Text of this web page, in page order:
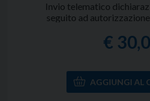
Invio telematico
seguito ad
€